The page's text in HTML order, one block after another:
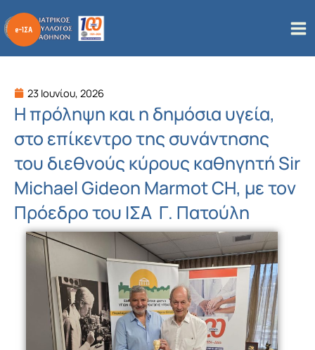
στο
περιεχόμενο
23 Ιουνίου, 2026
Η πρόληψη και η δημόσια υγεία,
στο επίκεντρο της συνάντησης
του διεθνούς κύρους καθηγητή Sir
Michael Gideon Marmot CH, με τον
Πρόεδρο του ΙΣΑ Γ. Πατούλη